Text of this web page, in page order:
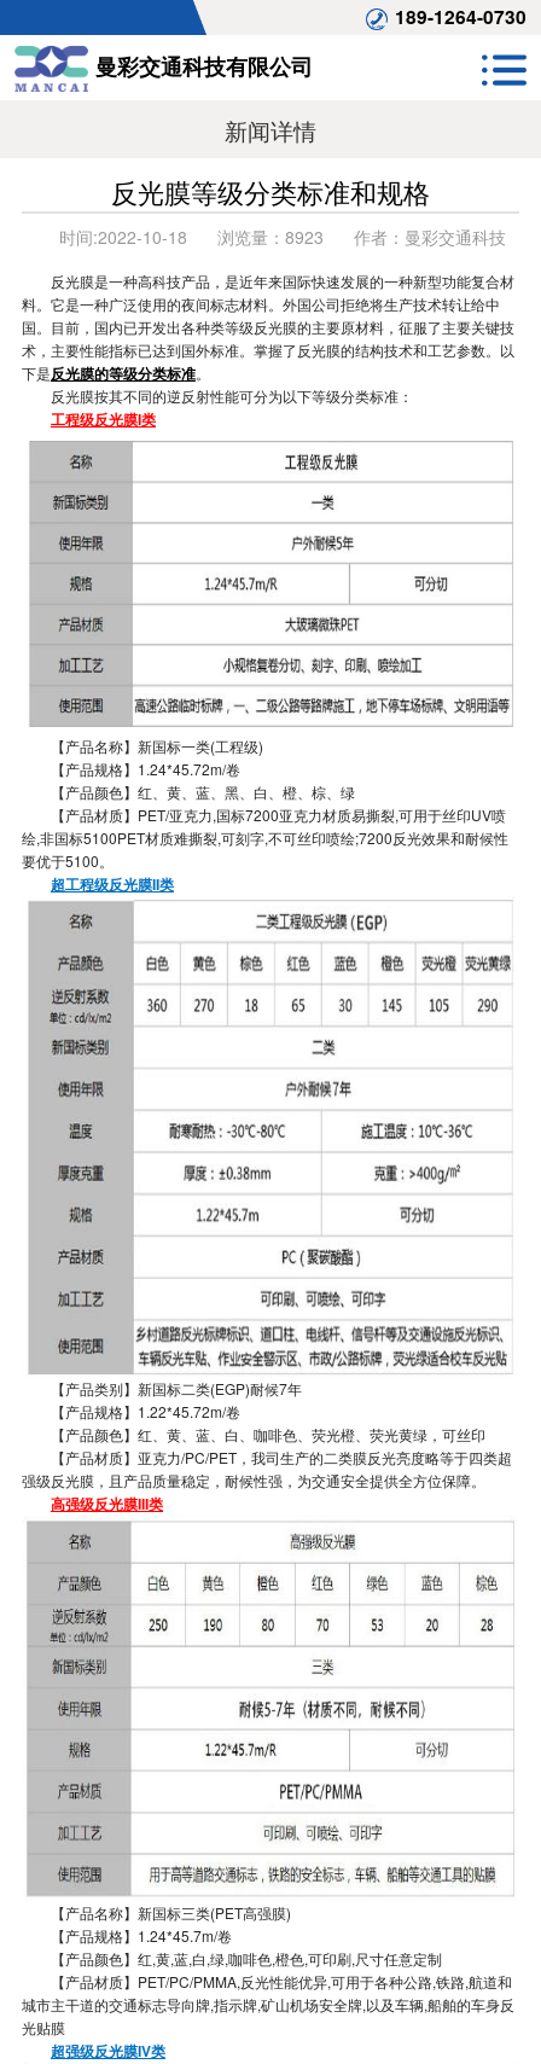
189-1264-0730
曼彩交通科技有限公司
新闻详情
反光膜等级分类标准和规格
时间:2022-10-18 浏览量： 8923 作者： 曼彩交通科技
反光膜是一种高科技产品，是近年来国际快速发展的一种新型功能复合材
料。它是一种广泛使用的夜间标志材料。外国公司拒绝将生产技术转让给中
国。目前，国内已开发出各种类等级反光膜的主要原材料，征服了主要关键技
术，主要性能指标已达到国外标准。掌握了反光膜的结构技术和工艺参数。以
下是反光膜的等级分类标准。
反光膜按其不同的逆反射性能可分为以下等级分类标准：
工程级反光膜I类
【产品名称】新国标一类(工程级)
【产品规格】1.24*45.72m/卷
【产品颜色】红、黄、蓝、黑、白、橙、棕、绿
【产品材质】PET/亚克力,国标7200亚克力材质易撕裂,可用于丝印UV喷
绘,非国标5100PET材质难撕裂,可刻字,不可丝印喷绘;7200反光效果和耐候性
要优于5100。
超工程级反光膜II类
【产品类别】新国标二类(EGP)耐候7年
【产品规格】1.22*45.72m/卷
【产品颜色】红、黄、蓝、白、咖啡色、荧光橙、荧光黄绿，可丝印
【产品材质】亚克力/PC/PET，我司生产的二类膜反光亮度略等于四类超
强级反光膜，且产品质量稳定，耐候性强，为交通安全提供全方位保障。
高强级反光膜III类
【产品名称】新国标三类(PET高强膜)
【产品规格】1.24*45.7m/卷
【产品颜色】红,黄,蓝,白,绿,咖啡色,橙色,可印刷,尺寸任意定制
【产品材质】PET/PC/PMMA,反光性能优异,可用于各种公路,铁路,航道和
城市主干道的交通标志导向牌,指示牌,矿山机场安全牌,以及车辆,船舶的车身反
光贴膜
超强级反光膜IV类